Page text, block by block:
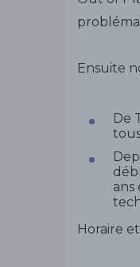
Ensuite
De
ans
Horaire